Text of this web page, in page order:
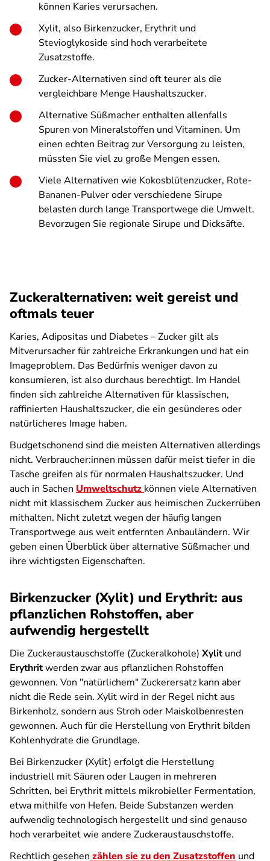
können Karies verursachen.
Xylit, also Birkenzucker, Erythrit und
Stevioglykoside sind hoch verarbeitete
Zusatzstoffe.
Zucker-Alternativen sind oft teurer als die
vergleichbare Menge Haushaltszucker.
Alternative Süßmacher enthalten allenfalls
Spuren von Mineralstoffen und Vitaminen. Um
einen echten Beitrag zur Versorgung zu leisten,
müssten Sie viel zu große Mengen essen.
Viele Alternativen wie Kokosblütenzucker, Rote-
Bananen-Pulver oder verschiedene Sirupe
belasten durch lange Transportwege die Umwelt.
Bevorzugen Sie regionale Sirupe und Dicksäfte.
Zuckeralternativen: weit gereist und
oftmals teuer
Karies, Adipositas und Diabetes – Zucker gilt als
Mitverursacher für zahlreiche Erkrankungen und hat ein
Imageproblem. Das Bedürfnis weniger davon zu
konsumieren, ist also durchaus berechtigt. Im Handel
finden sich zahlreiche Alternativen für klassischen,
raffinierten Haushaltszucker, die ein gesünderes oder
natürlicheres Image haben.
Budgetschonend sind die meisten Alternativen allerdings
nicht. Verbraucher:innen müssen dafür meist tiefer in die
Tasche greifen als für normalen Haushaltszucker. Und
auch in Sachen Umweltschutz können viele Alternativen
nicht mit klassischem Zucker aus heimischen Zuckerrüben
mithalten. Nicht zuletzt wegen der häufig langen
Transportwege aus weit entfernten Anbauländern. Wir
geben einen Überblick über alternative Süßmacher und
ihre wichtigsten Eigenschaften.
Birkenzucker (Xylit) und Erythrit: aus
pflanzlichen Rohstoffen, aber
aufwendig hergestellt
Die Zuckeraustauschstoffe (Zuckeralkohole) Xylitund
Erythritwerden zwar aus pflanzlichen Rohstoffen
gewonnen. Von "natürlichem" Zuckerersatz kann aber
nicht die Rede sein. Xylit wird in der Regel nicht aus
Birkenholz, sondern aus Stroh oder Maiskolbenresten
gewonnen. Auch für die Herstellung von Erythrit bilden
Kohlenhydrate die Grundlage.
Bei Birkenzucker (Xylit) erfolgt die Herstellung
industriell mit Säuren oder Laugen in mehreren
Schritten, bei Erythrit mittels mikrobieller Fermentation,
etwa mithilfe von Hefen. Beide Substanzen werden
aufwendig technologisch hergestellt und sind genauso
hoch verarbeitet wie andere Zuckeraustauschstoffe.
Rechtlich gesehen zählen sie zu den Zusatzstoffen und